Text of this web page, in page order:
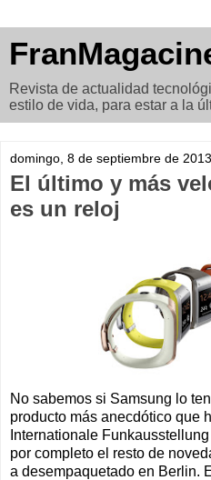
Revista de actualidad
estilo de vida, para estar a la
domingo, 8 de septiembre de 2013
El último y más
es un reloj
No sabemos si Samsung lo
producto más anecdótico que
Internationale
por completo el resto de
a desempaquetado en Berlin.